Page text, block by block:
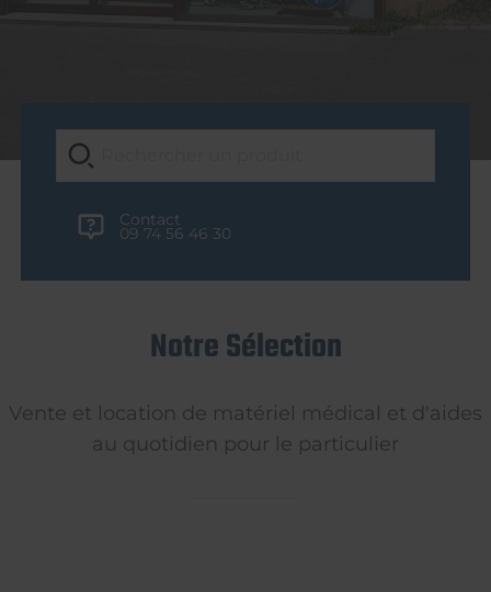
Contact
09 74 56 46 30
Notre Sélection
Vente et location de matériel médical et d'aides
au quotidien pour le particulier